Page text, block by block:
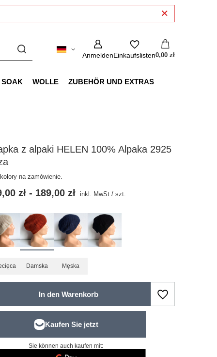
AnmeldenEinkaufslisten0,00 zł
SOAK WOLLE ZUBEHÖR UND EXTRAS
z alpaki HELEN 100% Alpaka 2925
na zamówienie.
Damska Męska
zł - 189,00 zł inkl. MwSt /szt.
In den Warenkorb
Sie können auch kaufen mit: